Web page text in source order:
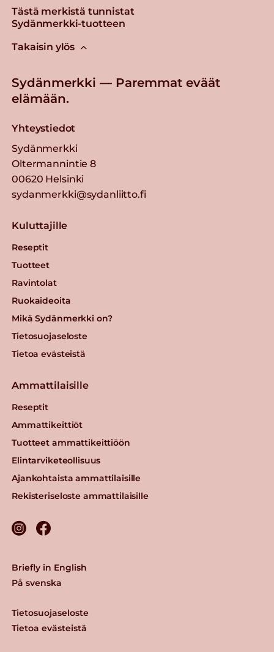
Tästä merkistä tunnistat
Sydänmerkki-tuotteen
Takaisin ylös
Sydänmerkki — Paremmat eväät
elämään.
Yhteystiedot
Sydänmerkki
Oltermannintie 8
00620 Helsinki
sydanmerkki@sydanliitto.fi
Kuluttajille
Reseptit
Tuotteet
Ravintolat
Ruokaideoita
Mikä Sydänmerkki on?
Tietosuojaseloste
Tietoa evästeistä
Ammattilaisille
Reseptit
Ammattikeittiöt
Tuotteet ammattikeittiöön
Elintarviketeollisuus
Ajankohtaista ammattilaisille
Rekisteriseloste ammattilaisille
Tietosuojaseloste
Tietoa evästeistä
Briefly in English
På svenska